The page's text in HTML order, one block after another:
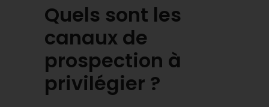
Quels sont les
canaux de
prospection à
privilégier ?